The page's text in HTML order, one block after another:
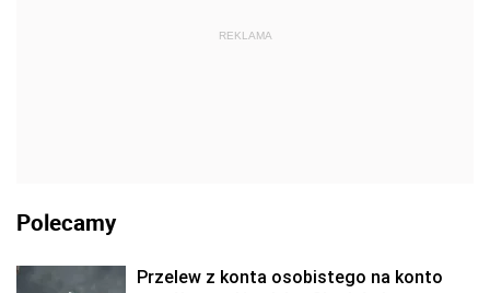
REKLAMA
Polecamy
Przelew z konta osobistego na konto